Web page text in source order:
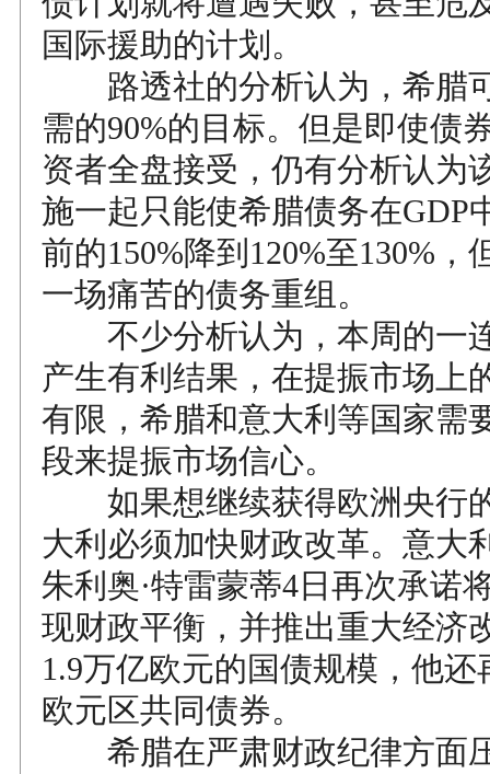
国际援助的计划。
路透社的分析认为，希腊
需的90%的目标。但是即使债
资者全盘接受，仍有分析认为
施一起只能使希腊债务在GDP
前的150%降到120%至130%，
一场痛苦的债务重组。
不少分析认为，本周的一
产生有利结果，在提振市场上
有限，希腊和意大利等国家需
段来提振市场信心。
如果想继续获得欧洲央行
大利必须加快财政改革。意大
朱利奥·特雷蒙蒂4日再次承诺
现财政平衡，并推出重大经济
1.9万亿欧元的国债规模，他还
欧元区共同债券。
希腊在严肃财政纪律方面